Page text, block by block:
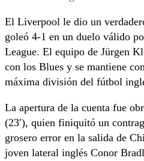
El Liverpool le dio un
goleó 4-1 en un duelo válido
League. El equipo de Jürgen
con los Blues y se mantiene
máxima división del fútbol
La apertura de la cuenta fue
(23′), quien finiquitó un
grosero error en la salida de
joven lateral inglés Conor